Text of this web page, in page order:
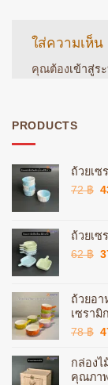
ใส่ความเห็น
คุณต้องเข้าสู่ร
PRODUCTS
ถ้วยเซ
72฿
ถ้วยเซ
62฿
ถ้วยอา
เซรามิ
78฿
กล่อง
คุณภา